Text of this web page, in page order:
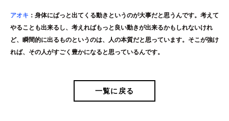
アオキ ：身体にぱっと出てくる動きというのが大事だと思うんです。考えて
やることも出来るし、考えればもっと良い動きが出来るかもしれないけれ
ど、瞬間的に出るものというのは、人の本質だと思っています。そこが強け
れば、その人がすごく豊かになると思っているんです。
一覧に戻る